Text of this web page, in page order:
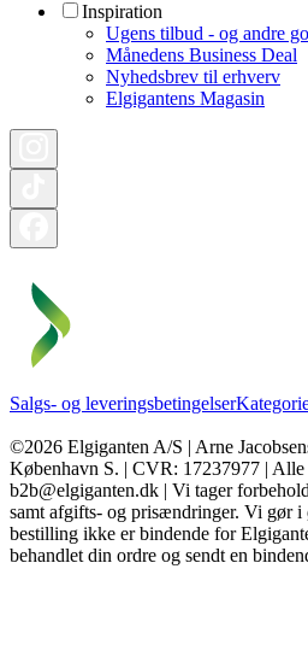
Inspiration
Ugens tilbud - og andre
Månedens Business Deal
Nyhedsbrev til erhverv
Elgigantens Magasin
Salgs- og leveringsbetingelser
©2026 Elgiganten A/S | Arne
København S. | CVR: 17237977 | Alle
b2b@elgiganten.dk | Vi tager
samt afgifts- og prisændringer. Vi gør
bestilling ikke er bindende for
behandlet din ordre og sendt en